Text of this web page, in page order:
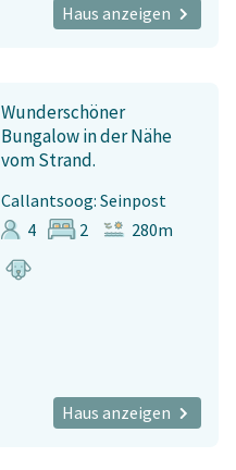
Haus anzeigen
Wunderschöner
Bungalow in der Nähe
vom Strand.
Callantsoog: Seinpost
4
2 280m
Haus anzeigen